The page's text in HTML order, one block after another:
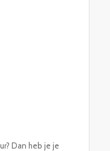
Dan heb je je